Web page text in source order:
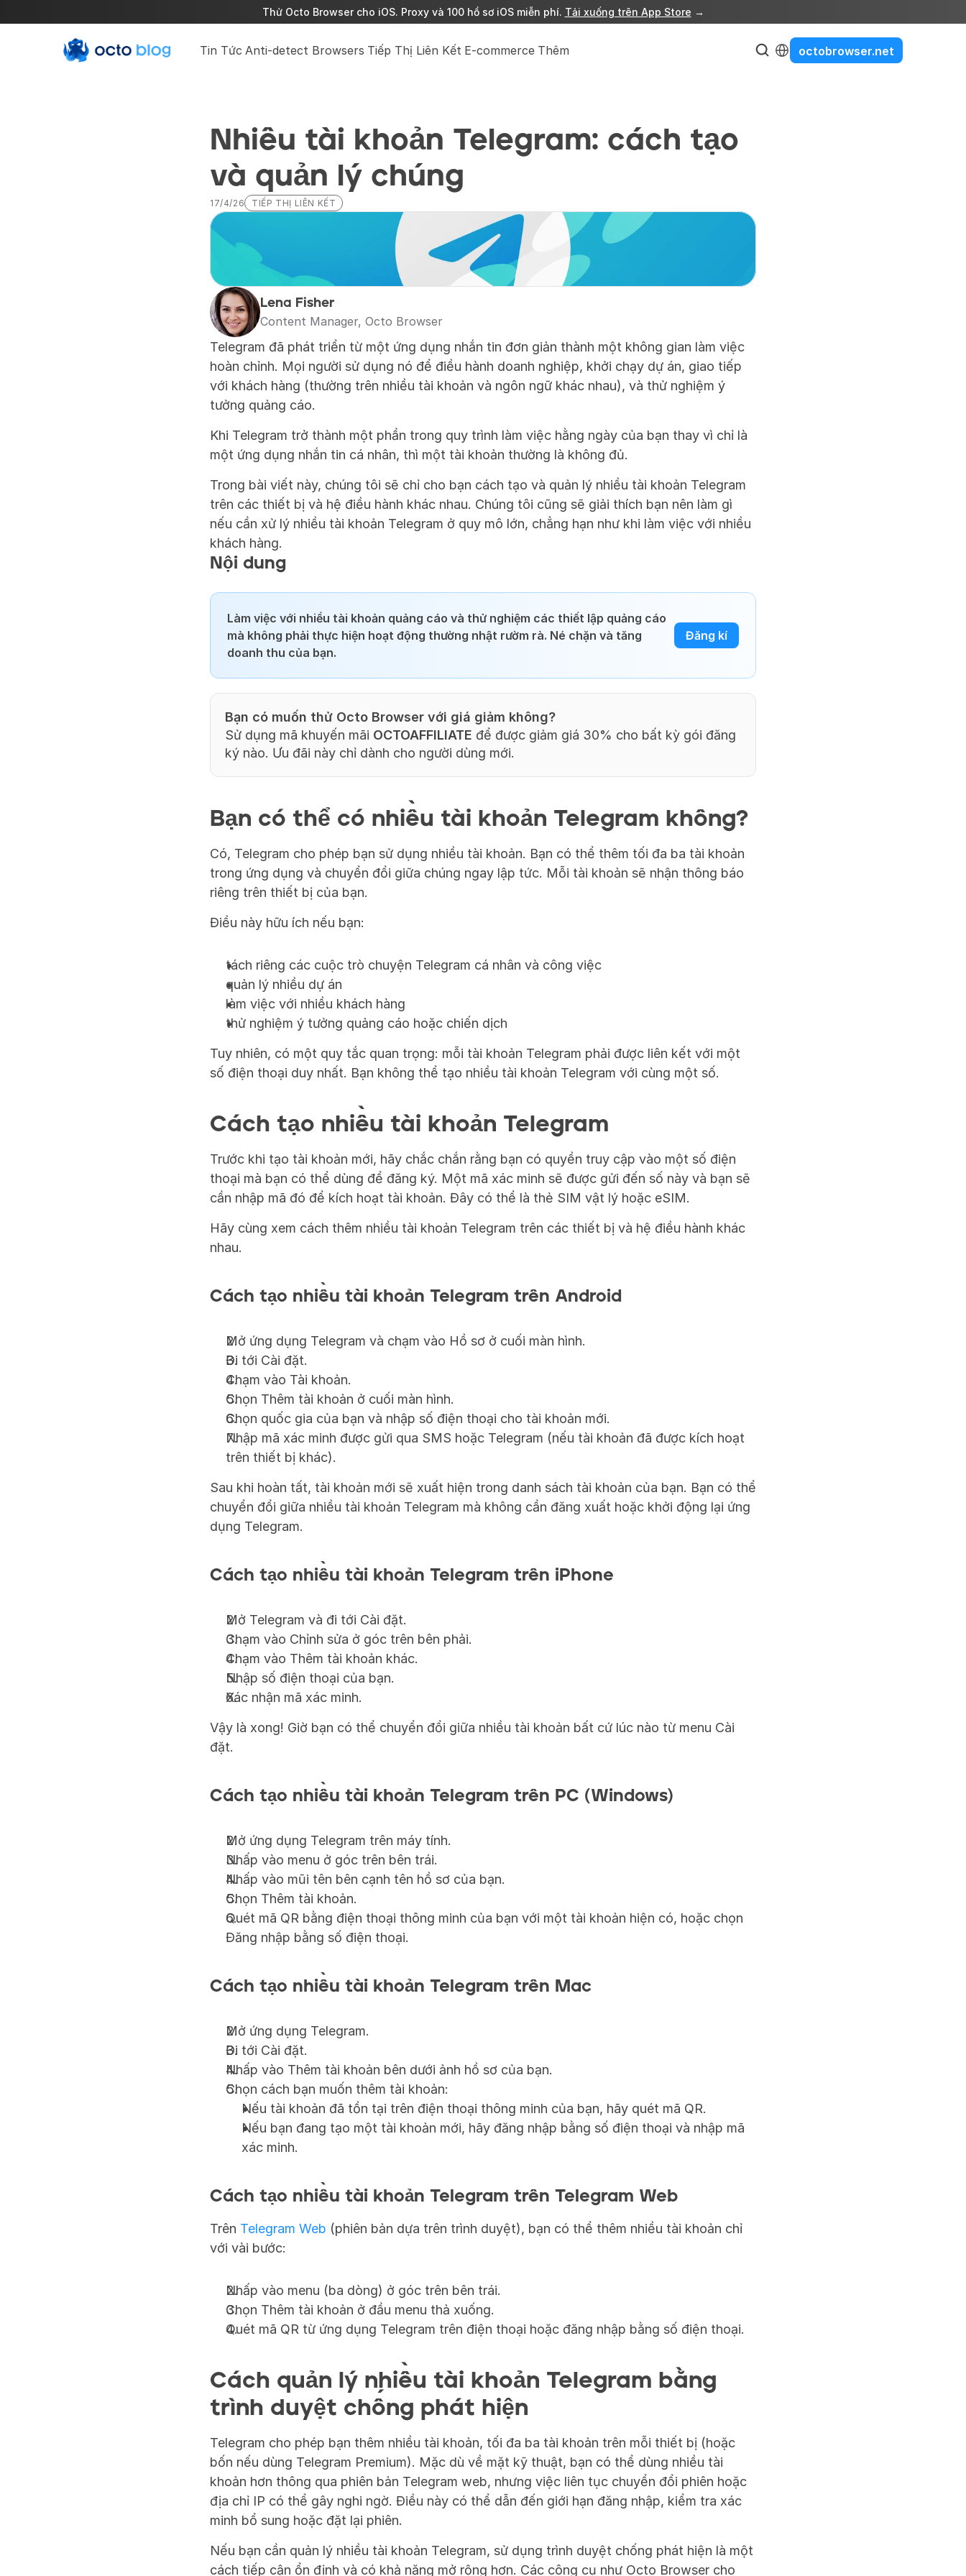
Thử Octo Browser cho iOS. Proxy và 100 hồ sơ iOS miễn phí. Tải xuống trên App Store →
Tin Tức Anti-detect Browsers Tiếp Thị Liên Kết E-commerce Thêm
Select Language
octobrowser.net
Nhiều tài khoản Telegram: cách tạo
và quản lý chúng
17/4/26 TIẾP THỊ LIÊN KẾT
Lena Fisher
Content Manager, Octo Browser
Telegram đã phát triển từ một ứng dụng nhắn tin đơn giản thành một không gian làm việc
hoàn chỉnh. Mọi người sử dụng nó để điều hành doanh nghiệp, khởi chạy dự án, giao tiếp
với khách hàng (thường trên nhiều tài khoản và ngôn ngữ khác nhau), và thử nghiệm ý
tưởng quảng cáo.
Khi Telegram trở thành một phần trong quy trình làm việc hằng ngày của bạn thay vì chỉ là
một ứng dụng nhắn tin cá nhân, thì một tài khoản thường là không đủ.
Trong bài viết này, chúng tôi sẽ chỉ cho bạn cách tạo và quản lý nhiều tài khoản Telegram
trên các thiết bị và hệ điều hành khác nhau. Chúng tôi cũng sẽ giải thích bạn nên làm gì
nếu cần xử lý nhiều tài khoản Telegram ở quy mô lớn, chẳng hạn như khi làm việc với nhiều
khách hàng.
Nội dung
Làm việc với nhiều tài khoản quảng cáo và thử nghiệm các thiết lập quảng cáo
mà không phải thực hiện hoạt động thường nhật rườm rà. Né chặn và tăng
doanh thu của bạn.
Đăng kí
Bạn có muốn thử Octo Browser với giá giảm không?
Sử dụng mã khuyến mãi OCTOAFFILIATE để được giảm giá 30% cho bất kỳ gói đăng
ký nào. Ưu đãi này chỉ dành cho người dùng mới.
Bạn có thể có nhiều tài khoản Telegram không?
Có, Telegram cho phép bạn sử dụng nhiều tài khoản. Bạn có thể thêm tối đa ba tài khoản
trong ứng dụng và chuyển đổi giữa chúng ngay lập tức. Mỗi tài khoản sẽ nhận thông báo
riêng trên thiết bị của bạn.
Điều này hữu ích nếu bạn:
tách riêng các cuộc trò chuyện Telegram cá nhân và công việc
quản lý nhiều dự án
làm việc với nhiều khách hàng
thử nghiệm ý tưởng quảng cáo hoặc chiến dịch
Tuy nhiên, có một quy tắc quan trọng: mỗi tài khoản Telegram phải được liên kết với một
số điện thoại duy nhất. Bạn không thể tạo nhiều tài khoản Telegram với cùng một số.
Cách tạo nhiều tài khoản Telegram
Trước khi tạo tài khoản mới, hãy chắc chắn rằng bạn có quyền truy cập vào một số điện
thoại mà bạn có thể dùng để đăng ký. Một mã xác minh sẽ được gửi đến số này và bạn sẽ
cần nhập mã đó để kích hoạt tài khoản. Đây có thể là thẻ SIM vật lý hoặc eSIM.
Hãy cùng xem cách thêm nhiều tài khoản Telegram trên các thiết bị và hệ điều hành khác
nhau.
Cách tạo nhiều tài khoản Telegram trên Android
Mở ứng dụng Telegram và chạm vào Hồ sơ ở cuối màn hình.
Đi tới Cài đặt.
Chạm vào Tài khoản.
Chọn Thêm tài khoản ở cuối màn hình.
Chọn quốc gia của bạn và nhập số điện thoại cho tài khoản mới.
Nhập mã xác minh được gửi qua SMS hoặc Telegram (nếu tài khoản đã được kích hoạt
trên thiết bị khác).
Sau khi hoàn tất, tài khoản mới sẽ xuất hiện trong danh sách tài khoản của bạn. Bạn có thể
chuyển đổi giữa nhiều tài khoản Telegram mà không cần đăng xuất hoặc khởi động lại ứng
dụng Telegram.
Cách tạo nhiều tài khoản Telegram trên iPhone
Mở Telegram và đi tới Cài đặt.
Chạm vào Chỉnh sửa ở góc trên bên phải.
Chạm vào Thêm tài khoản khác.
Nhập số điện thoại của bạn.
Xác nhận mã xác minh.
Vậy là xong! Giờ bạn có thể chuyển đổi giữa nhiều tài khoản bất cứ lúc nào từ menu Cài
đặt.
Cách tạo nhiều tài khoản Telegram trên PC (Windows)
Mở ứng dụng Telegram trên máy tính.
Nhấp vào menu ở góc trên bên trái.
Nhấp vào mũi tên bên cạnh tên hồ sơ của bạn.
Chọn Thêm tài khoản.
Quét mã QR bằng điện thoại thông minh của bạn với một tài khoản hiện có, hoặc chọn
Đăng nhập bằng số điện thoại.
Cách tạo nhiều tài khoản Telegram trên Mac
Mở ứng dụng Telegram.
Đi tới Cài đặt.
Nhấp vào Thêm tài khoản bên dưới ảnh hồ sơ của bạn.
Chọn cách bạn muốn thêm tài khoản:
Nếu tài khoản đã tồn tại trên điện thoại thông minh của bạn, hãy quét mã QR.
Nếu bạn đang tạo một tài khoản mới, hãy đăng nhập bằng số điện thoại và nhập mã
xác minh.
Cách tạo nhiều tài khoản Telegram trên Telegram Web
Trên Telegram Web (phiên bản dựa trên trình duyệt), bạn có thể thêm nhiều tài khoản chỉ
với vài bước:
Nhấp vào menu (ba dòng) ở góc trên bên trái.
Chọn Thêm tài khoản ở đầu menu thả xuống.
Quét mã QR từ ứng dụng Telegram trên điện thoại hoặc đăng nhập bằng số điện thoại.
Cách quản lý nhiều tài khoản Telegram bằng
trình duyệt chống phát hiện
Telegram cho phép bạn thêm nhiều tài khoản, tối đa ba tài khoản trên mỗi thiết bị (hoặc
bốn nếu dùng Telegram Premium). Mặc dù về mặt kỹ thuật, bạn có thể dùng nhiều tài
khoản hơn thông qua phiên bản Telegram web, nhưng việc liên tục chuyển đổi phiên hoặc
địa chỉ IP có thể gây nghi ngờ. Điều này có thể dẫn đến giới hạn đăng nhập, kiểm tra xác
minh bổ sung hoặc đặt lại phiên.
Nếu bạn cần quản lý nhiều tài khoản Telegram, sử dụng trình duyệt chống phát hiện là một
cách tiếp cận ổn định và có khả năng mở rộng hơn. Các công cụ như Octo Browser cho